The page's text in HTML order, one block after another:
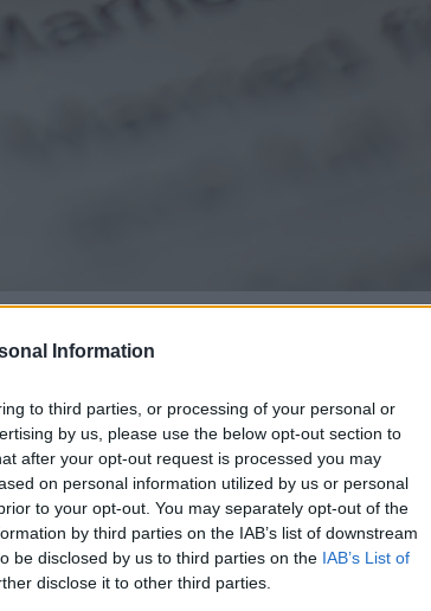
Information
to third parties, or processing of your personal or
by us, please use the below opt-out section to
after your opt-out request is processed you may
on personal information utilized by us or personal
to your opt-out. You may separately opt-out of the
by third parties on the IAB’s list of downstream
be disclosed by us to third parties on the IAB’s List of
disclose it to other third parties.